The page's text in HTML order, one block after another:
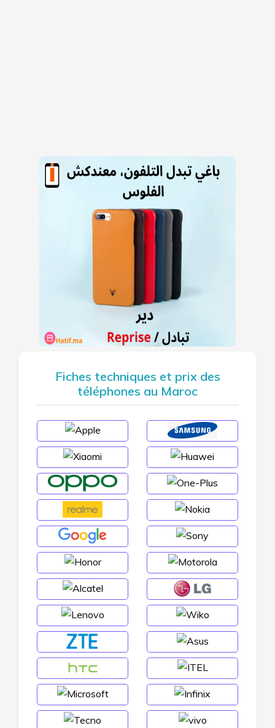
Fiches techniques et prix des
téléphones au Maroc